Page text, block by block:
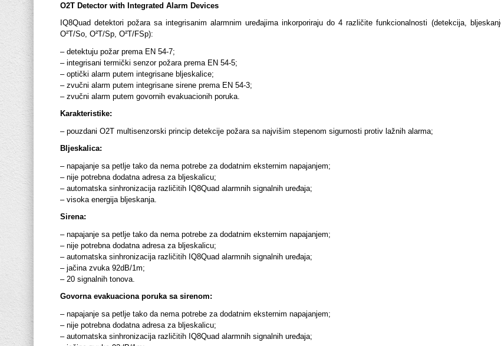
O2T Detector with Integrated Alarm Devices
IQ8Quad detektori požara sa integrisanim alarmnim uređajima inkorporiraju do 4 različite funkcionalnosti (detekcija,
O²T/So, O²T/Sp, O²T/FSp):
– detektuju požar prema EN 54-7;
– integrisani termički senzor požara prema EN 54-5;
– optički alarm putem integrisane bljeskalice;
– zvučni alarm putem integrisane sirene prema EN 54-3;
– zvučni alarm putem govornih evakuacionih poruka.
Karakteristike:
– pouzdani O2T multisenzorski princip detekcije požara sa najvišim stepenom sigurnosti protiv lažnih alarma;
Bljeskalica:
– napajanje sa petlje tako da nema potrebe za dodatnim eksternim napajanjem;
– nije potrebna dodatna adresa za bljeskalicu;
– automatska sinhronizacija različitih IQ8Quad alarmnih signalnih uređaja;
– visoka energija bljeskanja.
Sirena:
– napajanje sa petlje tako da nema potrebe za dodatnim eksternim napajanjem;
– nije potrebna dodatna adresa za bljeskalicu;
– automatska sinhronizacija različitih IQ8Quad alarmnih signalnih uređaja;
– jačina zvuka 92dB/1m;
– 20 signalnih tonova.
Govorna evakuaciona poruka sa sirenom:
– napajanje sa petlje tako da nema potrebe za dodatnim eksternim napajanjem;
– nije potrebna dodatna adresa za bljeskalicu;
– automatska sinhronizacija različitih IQ8Quad alarmnih signalnih uređaja;